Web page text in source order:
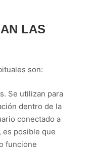
LAS
son:
Se utilizan para
dentro de la
conectado a
es posible que
funcione